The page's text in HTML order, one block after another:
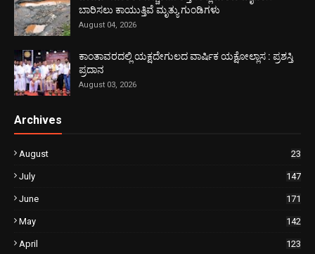
ಬಾರಿಸಲು ಕಾಯುತ್ತಿವೆ ಮೃತ್ಯು ಗುಂಡಿಗಳು
August 04, 2026
ಕಾಂತಾವರದಲ್ಲಿ ಯಕ್ಷದೇಗುಲದ ವಾರ್ಷಿಕ ಯಕ್ಷೋಲ್ಲಾಸ : ಪ್ರಶಸ್ತಿ
ಪ್ರದಾನ
August 03, 2026
Archives
August 23
July 147
June 171
May 142
April 123